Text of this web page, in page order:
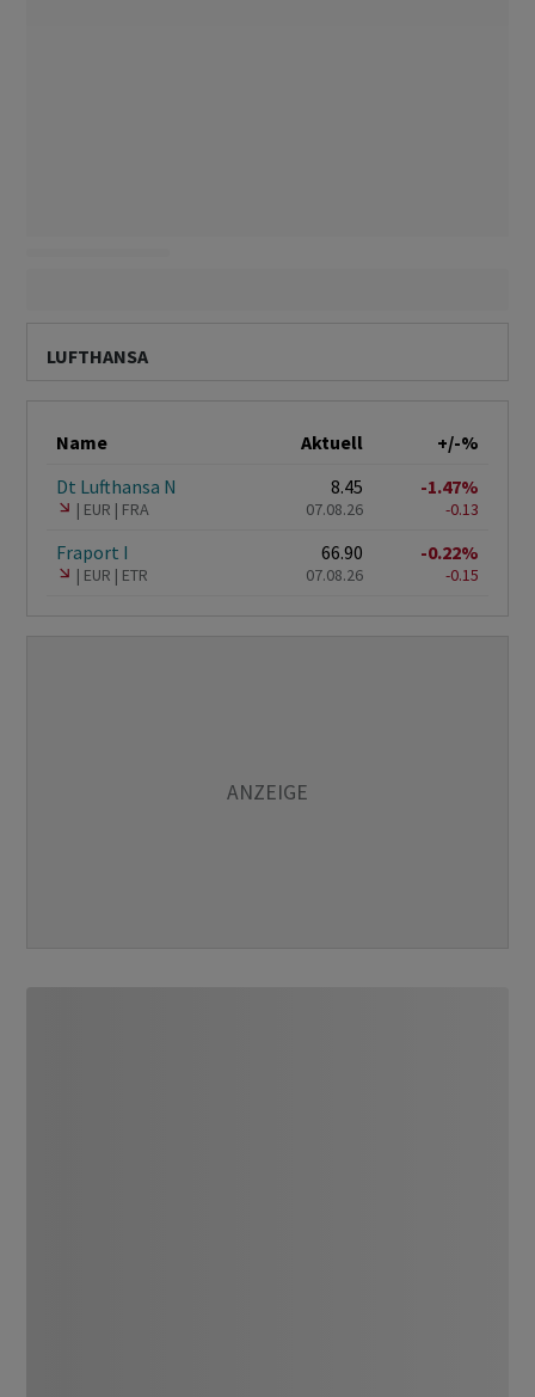
LUFTHANSA
Name Aktuell
+/-%
Dt Lufthansa N
EUR FRA
8.45
07.08.26
-1.47%
-0.13
Fraport I
EUR ETR
66.90
07.08.26
-0.22%
-0.15